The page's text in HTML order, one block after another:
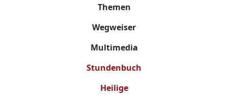
Themen
Wegweiser
Multimedia
Stundenbuch
Heilige